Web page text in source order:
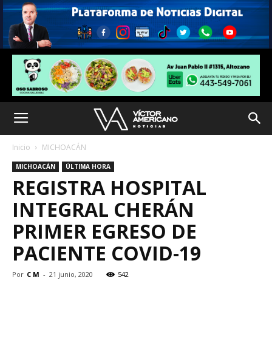
Inicio MICHOACÁN
MICHOACÁN ÚLTIMA HORA
REGISTRA HOSPITAL
INTEGRAL CHERÁN
PRIMER EGRESO DE
PACIENTE COVID-19
Por C M - 21 junio, 2020 542